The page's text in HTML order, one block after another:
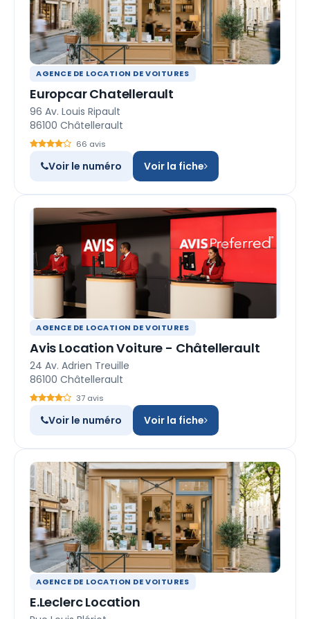
AGENCE DE LOCATION DE VOITURES
Europcar Chatellerault
96 Av. Louis Ripault
86100 Châtellerault
66 avis
Voir le numéro Voir la fiche
AGENCE DE LOCATION DE VOITURES
Avis Location Voiture - Châtellerault
24 Av. Adrien Treuille
86100 Châtellerault
37 avis
Voir le numéro Voir la fiche
AGENCE DE LOCATION DE VOITURES
E.Leclerc Location